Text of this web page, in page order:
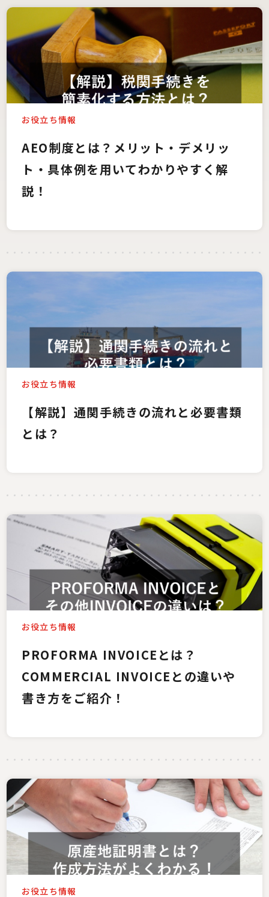
お役立ち情報
AEO制度とは？メリット・デメリッ
ト・具体例を用いてわかりやすく解
説！
お役立ち情報
【解説】通関手続きの流れと必要書類
とは？
お役立ち情報
PROFORMA INVOICEとは？
COMMERCIAL INVOICEとの違いや
書き方をご紹介！
お役立ち情報